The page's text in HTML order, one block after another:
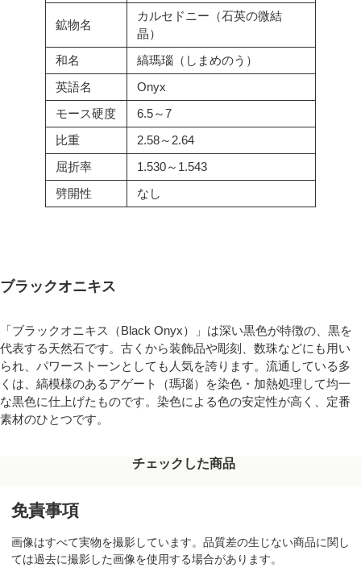
鉱物名
カルセドニー（石英の微結
晶）
和名
縞瑪瑙（しまめのう）
英語名
Onyx
モース硬度
6.5～7
比重
2.58～2.64
屈折率
1.530～1.543
劈開性
なし
ブラックオニキス
「ブラックオニキス（Black Onyx）」は深い黒色が特徴の、黒を
代表する天然石です。古くから装飾品や彫刻、数珠などにも用い
られ、パワーストーンとしても人気を誇ります。流通している多
くは、縞模様のあるアゲート（瑪瑙）を染色・加熱処理して均一
な黒色に仕上げたものです。染色による色の安定性が高く、定番
素材のひとつです。
チェックした商品
免責事項
画像はすべて実物を撮影しています。品質差の生じない商品に関し
ては過去に撮影した画像を使用する場合があります。